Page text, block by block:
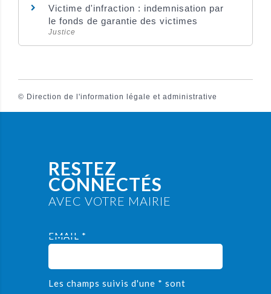
Victime d'infraction : indemnisation par
le fonds de garantie des victimes
Justice
© Direction de l'information légale et administrative
RESTEZ
CONNECTÉS
AVEC VOTRE MAIRIE
EMAIL *
Les champs suivis d'une * sont